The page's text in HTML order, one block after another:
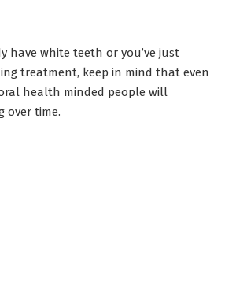
have white teeth or you’ve just
treatment, keep in mind that even
health minded people will
over time.